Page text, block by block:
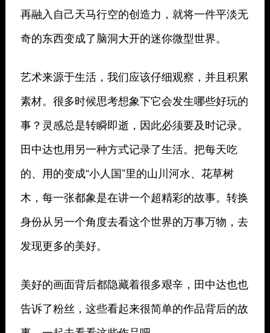
再融入自己天马行空的创造力，就将一件平淡无
奇的东西变成了脑洞大开的迷你微型世界。
艺术来源于生活，我们应该仔细观察，并且积累
素材。很多时候思考想象下它会发生哪些好玩的
事？灵感总是转瞬即逝，因此必须要及时记录。
田中达也用另一种方式记录了生活。把每天吃
的、用的变成“小人国”里的山川河水、花草树
木，每一张都象是在讲一个超精彩的故事。转换
身份从另一个角度去看这个世界的万事万物，去
发现更多的美好。
美好的画面背后都隐藏着很多艰辛，田中达也也
告诉了粉丝，这些看起来很简单的作品背后的故